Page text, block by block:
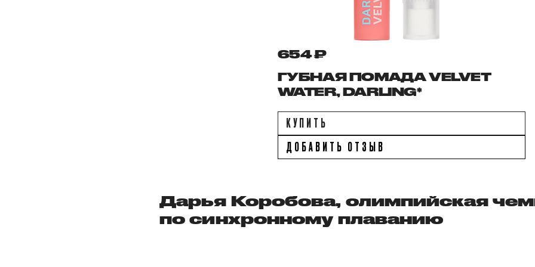
654 ₽
ГУБНАЯ ПОМАДА VELVET
WATER, DARLING*
КУПИТЬ
ДОБАВИТЬ ОТЗЫВ
Дарья Коробова, олимпийская
по синхронному плаванию